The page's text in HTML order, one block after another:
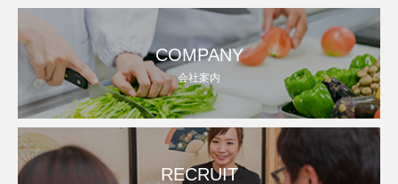
COMPANY
会社案内
RECRUIT